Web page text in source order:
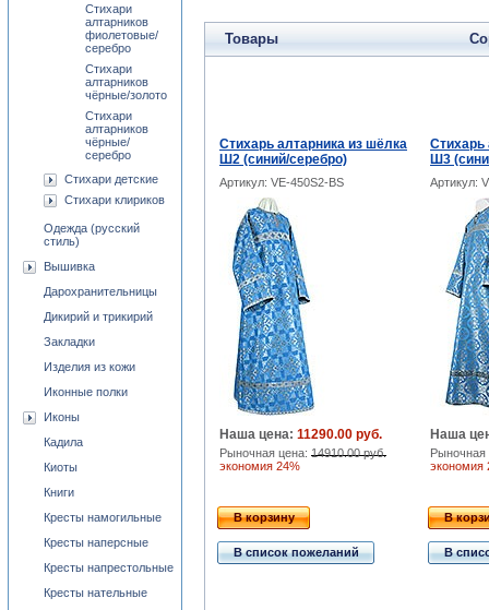
Товары
Стихарь алтарника из шёлка
Ш2 (синий/серебро)
Стихарь
Ш3
Артикул: VE-450S2-BS Артикул:
Наша цена: 11290.00 руб.
Рыночная цена: 14910.00 руб.
экономия 24%
Наша
экономия
В корзину
В список пожеланий
В
В
Стихари
алтарников
фиолетовые/
серебро
Стихари
алтарников
чёрные/золото
Стихари
алтарников
чёрные/
серебро
Стихари детские
Стихари клириков
Одежда (русский
стиль)
Вышивка
Дарохранительницы
Дикирий и трикирий
Закладки
Изделия из кожи
Иконные полки
Иконы
Кадила
Киоты
Книги
Кресты намогильные
Кресты наперсные
Кресты напрестольные
Кресты нательные